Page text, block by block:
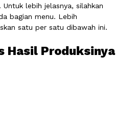
Untuk lebih jelasnya, silahkan
bagian menu. Lebih
satu per satu dibawah ini.
Hasil Produksinya